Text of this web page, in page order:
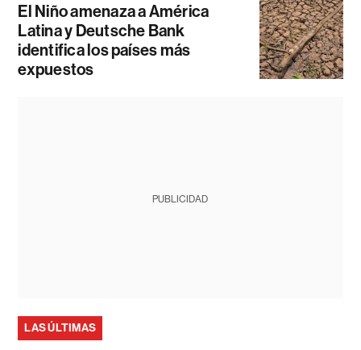
El Niño amenaza a América
Latina y Deutsche Bank
identifica los países más
expuestos
PUBLICIDAD
LAS ÚLTIMAS